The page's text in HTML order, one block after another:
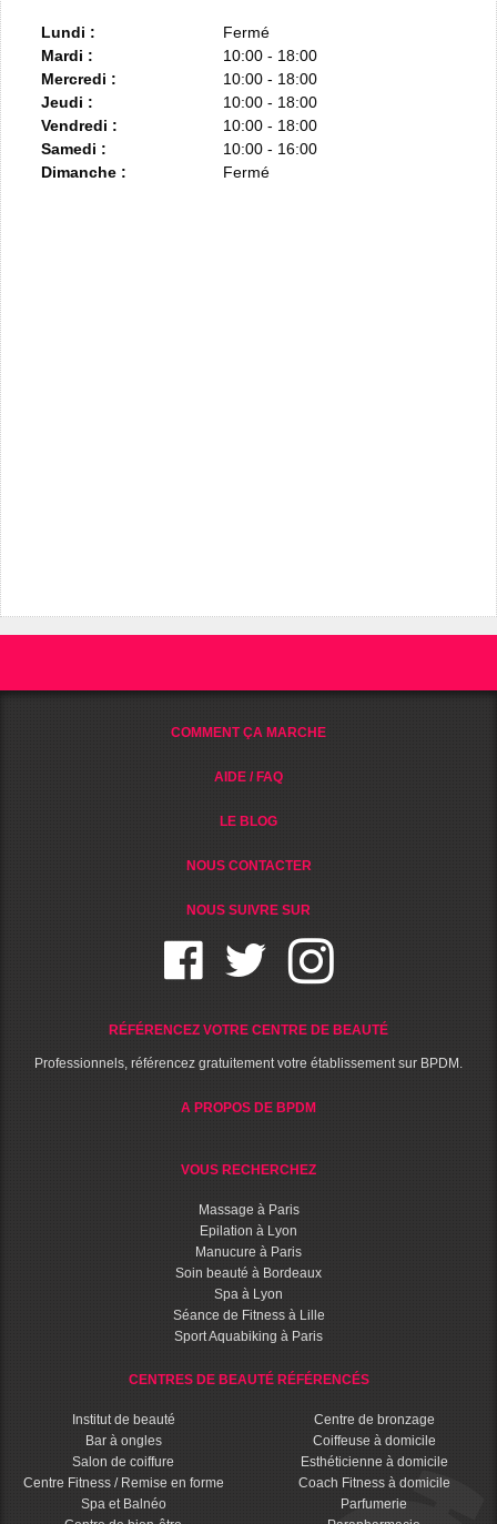
Lundi :
Fermé
Mardi :
10:00 - 18:00
Mercredi :
10:00 - 18:00
Jeudi :
10:00 - 18:00
Vendredi :
10:00 - 18:00
Samedi :
10:00 - 16:00
Dimanche :
Fermé
COMMENT ÇA MARCHE
AIDE / FAQ
LE BLOG
NOUS CONTACTER
NOUS SUIVRE SUR
RÉFÉRENCEZ VOTRE CENTRE DE BEAUTÉ
Professionnels, référencez gratuitement votre établissement sur BPDM.
A PROPOS DE BPDM
VOUS RECHERCHEZ
Massage à Paris
Epilation à Lyon
Manucure à Paris
Soin beauté à Bordeaux
Spa à Lyon
Séance de Fitness à Lille
Sport Aquabiking à Paris
CENTRES DE BEAUTÉ RÉFÉRENCÉS
Institut de beauté
Bar à ongles
Salon de coiffure
Centre Fitness / Remise en forme
Spa et Balnéo
Centre de bronzage
Coiffeuse à domicile
Esthéticienne à domicile
Coach Fitness à domicile
Parfumerie